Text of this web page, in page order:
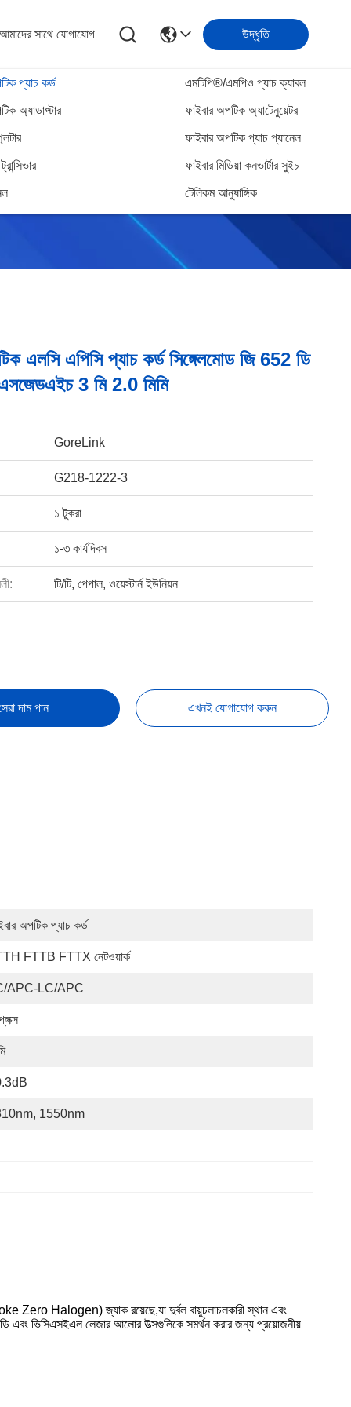
প্যাচ কর্ড এমটিপি®/এমপিও প্যাচ ক্যাবল
অ্যাডাপ্টার ফাইবার অপটিক অ্যাটেনুয়েটর
ফাইবার অপটিক প্যাচ প্যানেল
ফাইবার মিডিয়া কনভার্টার সুইচ
টেলিকম আনুষাঙ্গিক
আমাদের সাথে যোগাযোগ উদ্ধৃতি
এলসি এপিসি প্যাচ কর্ড সিঙ্গেলমোড জি 652 ডি
3 মি 2.0 মিমি
GoreLink
G218-1222-3
১ টুকরা
১-৩ কার্যদিবস
টি/টি, পেপাল, ওয়েস্টার্ন ইউনিয়ন
দাম পান এখনই যোগাযোগ করুন
অপটিক প্যাচ কর্ড
FTTB FTTX নেটওয়ার্ক
APC-LC/APC
1550nm
Halogen) জ্যাক রয়েছে,যা দুর্বল বায়ুচলাচলকারী স্থান এবং
এবং ভিসিএসইএল লেজার আলোর উত্সগুলিকে সমর্থন করার জন্য প্রয়োজনীয়